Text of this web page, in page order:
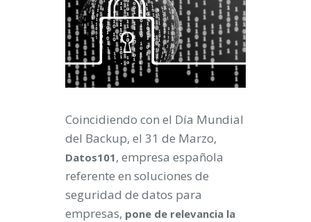
Coincidiendo con el Día Mundial
del Backup, el 31 de Marzo,
Datos101, empresa española
referente en soluciones de
seguridad de datos para
empresas, pone de relevancia la